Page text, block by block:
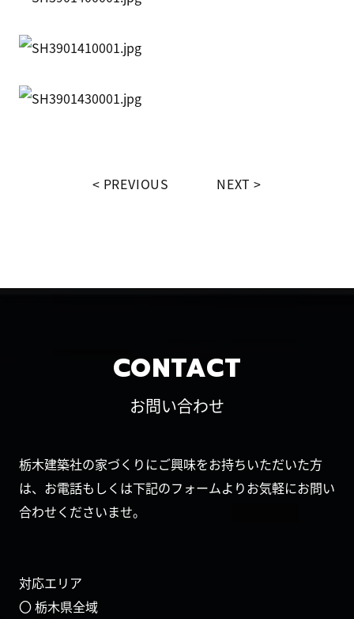
PREVIOUS NEXT
CONTACT
お問い合わせ
栃木建築社の家づくりにご興味をお持ちいただいた方
は、お電話もしくは下記のフォームよりお気軽にお問い
合わせくださいませ。
対応エリア
〇 栃木県全域